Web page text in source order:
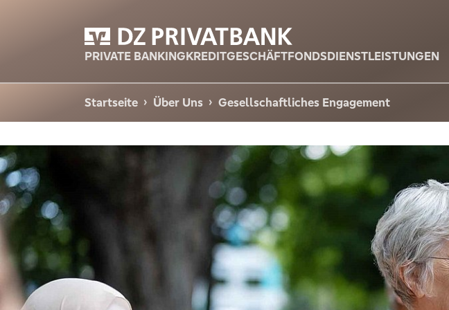
PRIVATE BANKINGKREDITGESCHÄFTFONDSDIENSTLEISTUNGEN
Startseite Über Uns Gesellschaftliches Engagement